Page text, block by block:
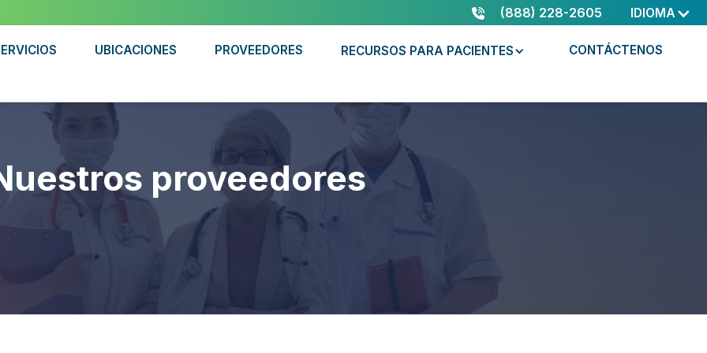
(888) 228-2605 IDIOMA
UBICACIONES PROVEEDORES RECURSOS PARA PACIENTES CONTÁCTENOS
proveedores